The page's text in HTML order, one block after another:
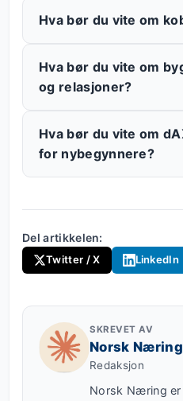
Hva bør du vite om
Hva bør du vite om
og relasjoner?
Hva bør du vite om
for nybegynnere?
Del artikkelen:
Twitter / X LinkedIn
SKREVET AV
Norsk Næring
Redaksjon
Norsk Næring er